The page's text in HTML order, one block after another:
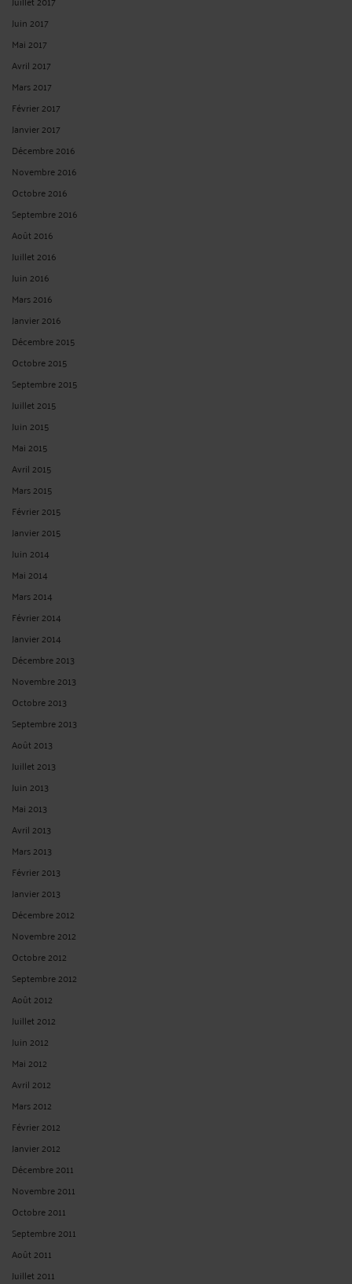
Juin 2017
Mai 2017
Avril 2017
Mars 2017
Février 2017
Janvier 2017
Décembre 2016
Novembre 2016
Octobre 2016
Septembre 2016
Août 2016
Juillet 2016
Juin 2016
Mars 2016
Janvier 2016
Décembre 2015
Octobre 2015
Septembre 2015
Juillet 2015
Juin 2015
Mai 2015
Avril 2015
Mars 2015
Février 2015
Janvier 2015
Juin 2014
Mai 2014
Mars 2014
Février 2014
Janvier 2014
Décembre 2013
Novembre 2013
Octobre 2013
Septembre 2013
Août 2013
Juillet 2013
Juin 2013
Mai 2013
Avril 2013
Mars 2013
Février 2013
Janvier 2013
Décembre 2012
Novembre 2012
Octobre 2012
Septembre 2012
Août 2012
Juillet 2012
Juin 2012
Mai 2012
Avril 2012
Mars 2012
Février 2012
Janvier 2012
Décembre 2011
Novembre 2011
Octobre 2011
Septembre 2011
Août 2011
Juillet 2011